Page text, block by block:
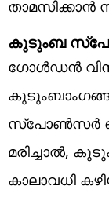
താമസിക്കാന്‍
കുടുംബ
ഗോള്‍ഡന്‍
സ്‌പോണ്‍സര്‍
മരിച്ചാല്‍,
കാലാവധി